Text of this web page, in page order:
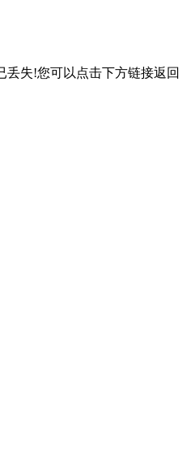
丢失!您可以点击下方链接返回